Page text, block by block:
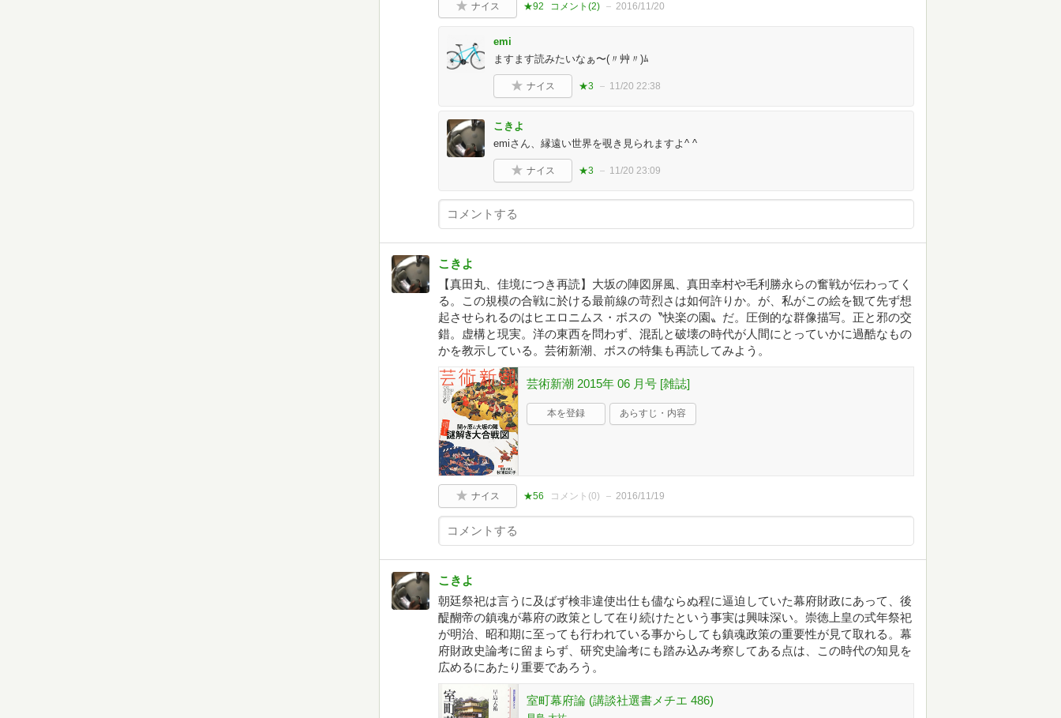
ナイス ★92 コメント(2) 2016/11/20
emi
ますます読みたいなぁ〜(〃艸〃)ﾑ
ナイス ★3 11/20 22:38
こきよ
emiさん、縁遠い世界を覗き見られますよ^ ^
ナイス ★3 11/20 23:09
こきよ
【真田丸、佳境につき再読】大坂の陣図屏風、真田幸村や毛利勝永らの奮戦が伝わってく
る。この規模の合戦に於ける最前線の苛烈さは如何許りか。が、私がこの絵を観て先ず想
起させられるのはヒエロニムス・ボスの〝快楽の園〟だ。圧倒的な群像描写。正と邪の交
錯。虚構と現実。洋の東西を問わず、混乱と破壊の時代が人間にとっていかに過酷なもの
かを教示している。芸術新潮、ボスの特集も再読してみよう。
芸術新潮 2015年 06 月号 [雑誌]
本を登録 あらすじ・内容
ナイス ★56 コメント(0) 2016/11/19
こきよ
朝廷祭祀は言うに及ばず検非違使出仕も儘ならぬ程に逼迫していた幕府財政にあって、後
醍醐帝の鎮魂が幕府の政策として在り続けたという事実は興味深い。崇徳上皇の式年祭祀
が明治、昭和期に至っても行われている事からしても鎮魂政策の重要性が見て取れる。幕
府財政史論考に留まらず、研究史論考にも踏み込み考察してある点は、この時代の知見を
広めるにあたり重要であろう。
室町幕府論 (講談社選書メチエ 486)